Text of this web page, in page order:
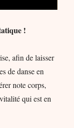
!
afin de laisser
de danse en
note corps,
qui est en